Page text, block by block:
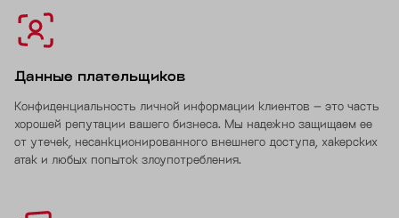
Данные плательщиков
Конфиденциальность личной информации клиентов – это часть
хорошей репутации вашего бизнеса. Мы надежно защищаем ее
от утечек, несанкционированного внешнего доступа, хакерских
атак и любых попыток злоупотребления.